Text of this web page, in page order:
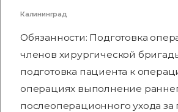
Калининград
Обязанности: Подготовка
членов хирургической
подготовка пациента к
операциях выполнение
послеоперационного ухода